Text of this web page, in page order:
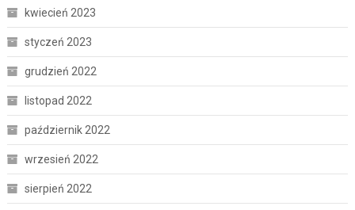
kwiecień 2023
styczeń 2023
grudzień 2022
listopad 2022
październik 2022
wrzesień 2022
sierpień 2022